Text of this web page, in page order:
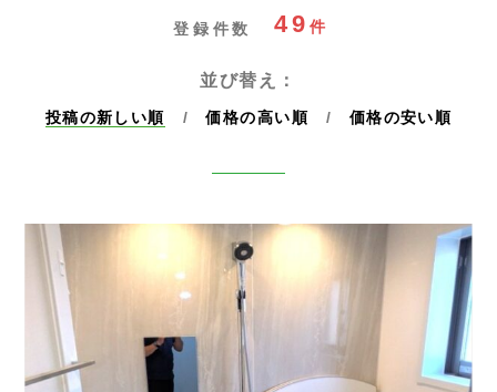
登録件数 49 件
並び替え：
投稿の新しい順 価格の高い順 価格の安い順